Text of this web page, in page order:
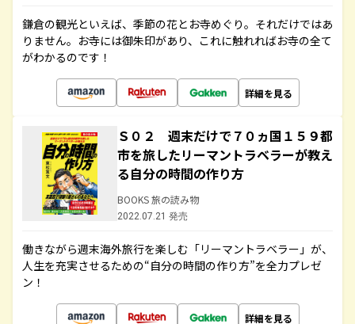
鎌倉の観光といえば、季節の花とお寺めぐり。それだけではあ
りません。お寺には御朱印があり、これに触れればお寺の全て
がわかるのです！
詳細を見る
Ｓ０２ 週末だけで７０ヵ国１５９都
市を旅したリーマントラベラーが教え
る自分の時間の作り方
BOOKS 旅の読み物
2022.07.21 発売
働きながら週末海外旅行を楽しむ「リーマントラベラー」が、
人生を充実させるための“自分の時間の作り方”を全力プレゼ
ン！
詳細を見る